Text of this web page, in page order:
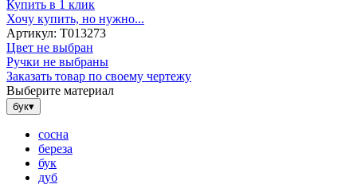
Купить в 1 клик
Хочу купить, но нужно...
Артикул: Т013273
Цвет не выбран
Ручки не выбраны
Заказать товар по своему чертежу
Выберите материал
бук▾
сосна
береза
бук
дуб